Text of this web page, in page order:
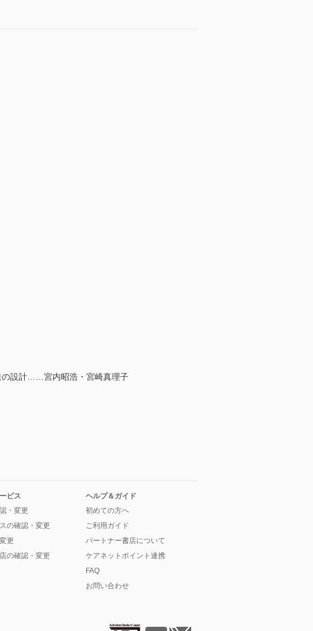
の設計……宮内昭浩・宮崎真理子
ビス
・変更
の確認・変更
更
の確認・変更
ヘルプ＆ガイド
初めての方へ
ご利用ガイド
パートナー書店について
ケアネットポイント連携
FAQ
お問い合わせ